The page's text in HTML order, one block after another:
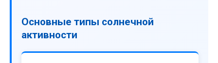
Основные типы солнечной
активности